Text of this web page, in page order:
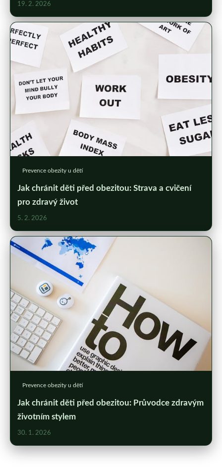
19. 2. 2026
Prevence obezity u dětí
Jak chránit děti před obezitou: Strava a cvičení
pro zdravý život
5. 2. 2026
Prevence obezity u dětí
Jak chránit děti před obezitou: Průvodce zdravým
životním stylem
30. 1. 2026